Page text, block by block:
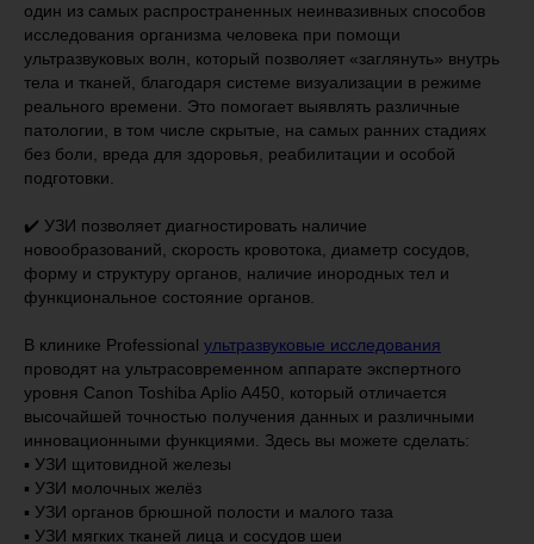
один из самых распространенных неинвазивных способов
исследования организма человека при помощи
ультразвуковых волн, который позволяет «заглянуть» внутрь
тела и тканей, благодаря системе визуализации в режиме
реального времени. Это помогает выявлять различные
патологии, в том числе скрытые, на самых ранних стадиях
без боли, вреда для здоровья, реабилитации и особой
подготовки.
✔️ УЗИ позволяет диагностировать наличие
новообразований, скорость кровотока, диаметр сосудов,
форму и структуру органов, наличие инородных тел и
функциональное состояние органов.
В клинике Professional ультразвуковые исследования
проводят на ультрасовременном аппарате экспертного
уровня Canon Toshiba Aplio A450, который отличается
высочайшей точностью получения данных и различными
инновационными функциями. Здесь вы можете сделать:
▪️ УЗИ щитовидной железы
▪️ УЗИ молочных желёз
▪️ УЗИ органов брюшной полости и малого таза
▪️ УЗИ мягких тканей лица и сосудов шеи